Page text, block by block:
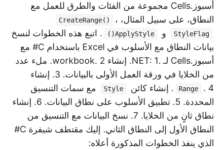
أسبوز.Cells مجموعة من الفئات والطرق للعمل مع
النطاق، على سبيل المثال،
CreateRange() ،
StyleFlag و ApplyStyle()
. اتبع هذه الخطوات لنسخ
بيانات النطاق مع الأسلوب في Excel باستخدام C# مع
أسبوز.Cells لـ .NET: 1. إنشاء workbook. 2. ملء عدد
من الخلايا في ورقة العمل الأولى بالبيانات. 3. إنشاء
Range . 4. إنشاء كائن Style
مع سمات التنسيق
المحددة. 5. تطبيق الأسلوب على نطاق البيانات. 6. إنشاء
نطاق ثانٍ من الخلايا. 7. نسخ البيانات مع التنسيق من
النطاق الأول إلى النطاق الثاني. إليك مقتطف شيفرة C#
الذي ينفذ الخطوات المذكورة أعلاه: